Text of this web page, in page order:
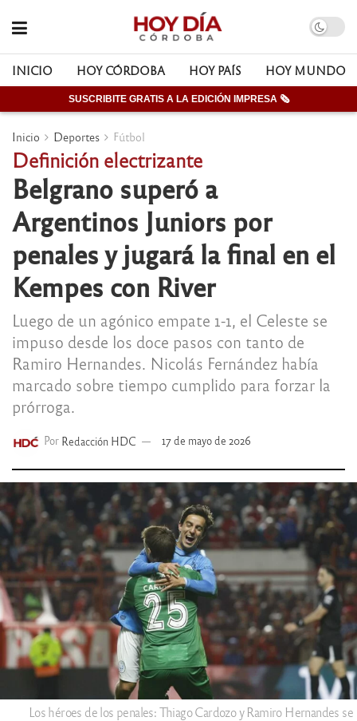
INICIO HOY CÓRDOBA HOY PAÍS HOY MUNDO
SUSCRIBITE GRATIS A LA EDICIÓN IMPRESA 🗞
Inicio Deportes Fútbol
Definición electrizante
Belgrano superó a
Argentinos Juniors por
penales y jugará la final en el
Kempes con River
Luego de un agónico empate 1-1, el Celeste se
impuso desde los doce pasos con tanto de
Ramiro Hernandes. Nicolás Fernández había
marcado sobre tiempo cumplido para forzar la
prórroga.
Por Redacción HDC 17 de mayo de 2026
Los héroes de los penales: Thiago Cardozo y Ramiro Hernandes se